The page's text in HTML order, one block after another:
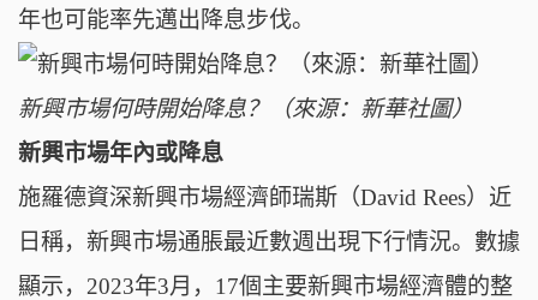
年也可能率先邁出降息步伐。
新興市場何時開始降息？（來源：新華社圖）
新興市場年內或降息
施羅德資深新興市場經濟師瑞斯（David Rees）近
日稱，新興市場通脹最近數週出現下行情況。數據
顯示，2023年3月，17個主要新興市場經濟體的整